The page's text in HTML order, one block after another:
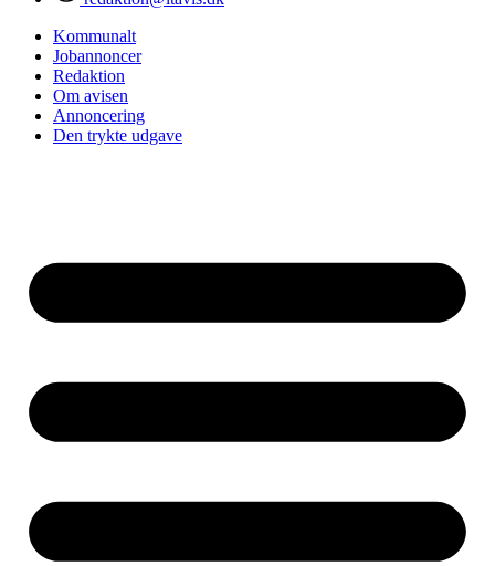
Kommunalt
Jobannoncer
Redaktion
Om avisen
Annoncering
Den trykte udgave